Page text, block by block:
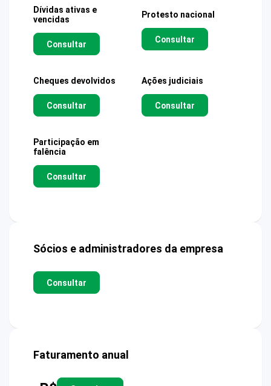
Dívidas ativas e
vencidas
Consultar
Protesto nacional
Consultar
Cheques devolvidos
Consultar
Ações judiciais
Consultar
Participação em
falência
Consultar
Sócios e administradores da empresa
Consultar
Faturamento anual